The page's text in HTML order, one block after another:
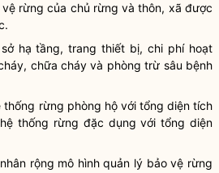
rừng của chủ rừng và thôn, xã được
hạ tầng, trang thiết bị,chi phíhoạt
chữa cháy và phòng trừ sâu bệnh
thống rừng phòng hộ với tổng diện tích
thống rừng đặc dụng với tổng diện
rộng mô hình quản lý bảo vệ rừng